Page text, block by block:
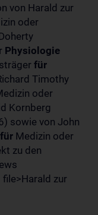
von Harald zur
oder
Physiologie
für
Timothy
oder
Kornberg
sowie von John
für Medizin oder
zu den
zur